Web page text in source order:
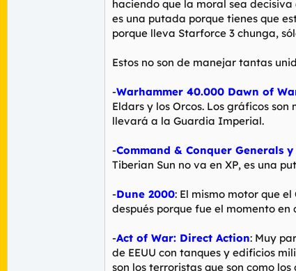
haciendo que la moral sea
es una putada porque tienes que
porque lleva Starforce 3 chunga,
Estos no son de manejar tantas
-Warhammer 40.000 Dawn of
Eldars y los Orcos. Los gráficos
llevará a la Guardia Imperial.
-Command & Conquer Generals
Tiberian Sun no va en XP, es una
-Dune 2000: El mismo motor que
después porque fue el momento
-Act of War: Direct Action: Muy
de EEUU con tanques y edificios
son los terroristas que son como